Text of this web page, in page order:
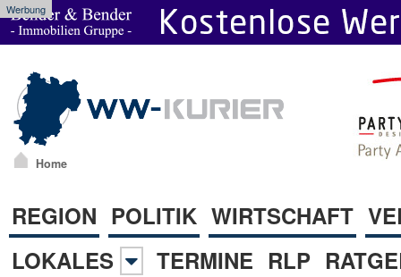
Werbung
Home
REGION POLITIK WIRTSCHAFT
LOKALES
TERMINE RLP